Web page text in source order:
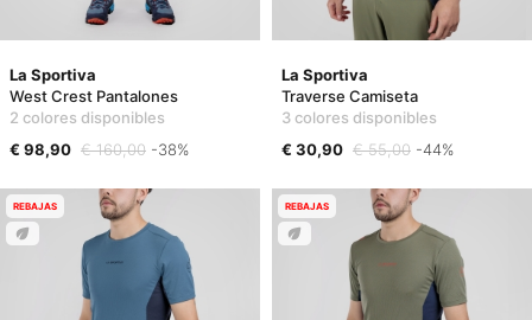
La Sportiva
West Crest Pantalones
2 colores disponibles
€ 98,90 € 160,00 -38%
La Sportiva
Traverse Camiseta
3 colores disponibles
€ 30,90 € 55,00 -44%
REBAJAS REBAJAS